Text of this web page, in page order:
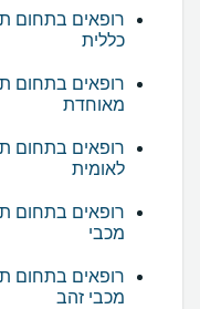
רופאים בתחום
כללית
רופאים בתחום
מאוחדת
רופאים בתחום
לאומית
רופאים בתחום
מכבי
רופאים בתחום
מכבי זהב